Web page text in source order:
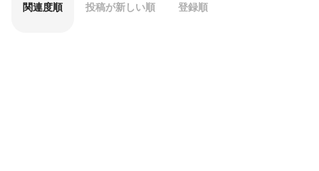
関連度順 投稿が新しい順 登録順